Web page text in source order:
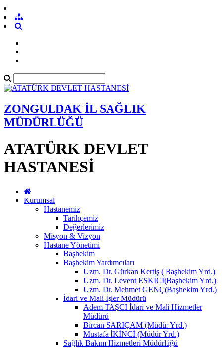
ZONGULDAK İL SAĞLIK
MÜDÜRLÜĞÜ
ATATÜRK DEVLET
HASTANESİ
Kurumsal
Hastanemiz
Tarihçemiz
Değerlerimiz
Misyon & Vizyon
Hastane Yönetimi
Başhekim
Başhekim Yardımcıları
Uzm. Dr. Gürkan Kertiş ( Başhekim Yrd.)
Uzm. Dr. Levent ESKİCİ(Başhekim Yrd.)
Uzm. Dr. Mehmet GENÇ(Başhekim Yrd.)
İdari ve Mali İşler Müdürü
Adem TAŞCI İdari ve Mali Hizmetler
Müdürü
Bircan SARIÇAM (Müdür Yrd.)
Mustafa İKİNCİ (Müdür Yrd.)
Sağlık Bakım Hizmetleri Müdürlüğü